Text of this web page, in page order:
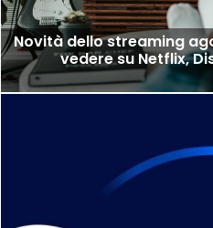
Novità dello streaming
vedere su Netflix,